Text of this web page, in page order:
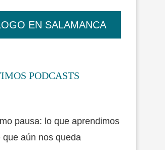
EN SALAMANCA
PODCASTS
pausa: lo que aprendimos
que aún nos queda